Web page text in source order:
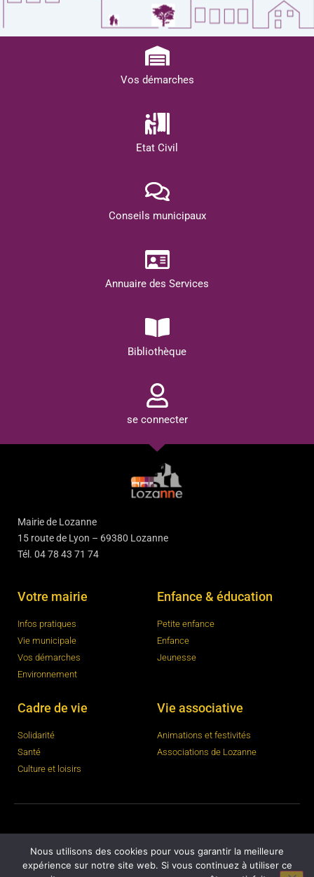
Vos démarches
Etat Civil
Conseils municipaux
Annuaire des Services
Bibliothèque
se connecter
Mairie de Lozanne
15 route de Lyon – 69380 Lozanne
Tél. 04 78 43 71 74
Votre mairie
Infos pratiques
Vie municipale
Vos démarches
Environnement
Enfance & éducation
Petite enfance
Enfance
Jeunesse
Cadre de vie
Solidarité
Santé
Culture et loisirs
Vie associative
Animations et festivités
Associations de Lozanne
Nous utilisons des cookies pour vous garantir la meilleure
expérience sur notre site web. Si vous continuez à utiliser ce